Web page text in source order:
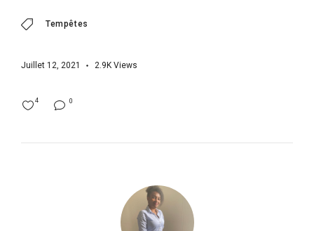
Tempêtes
Juillet 12, 2021 2.9K Views
0
4